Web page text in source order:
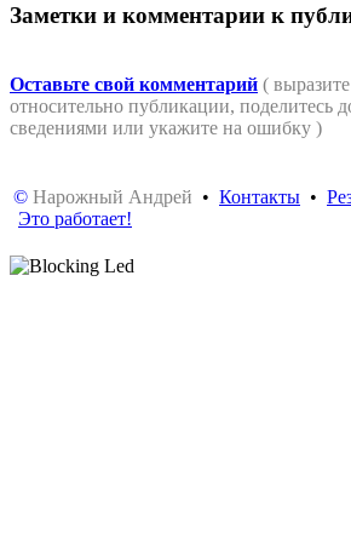
Заметки и комментарии к
Оставьте свой комментарий (
относительно публикации, поделитесь
сведениями или укажите на ошибку )
© Нарожный Андрей • Контакты •
Это работает!